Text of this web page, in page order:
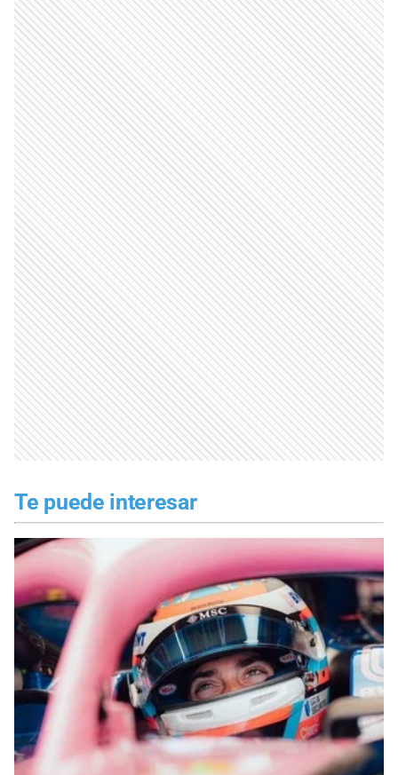
Te puede interesar